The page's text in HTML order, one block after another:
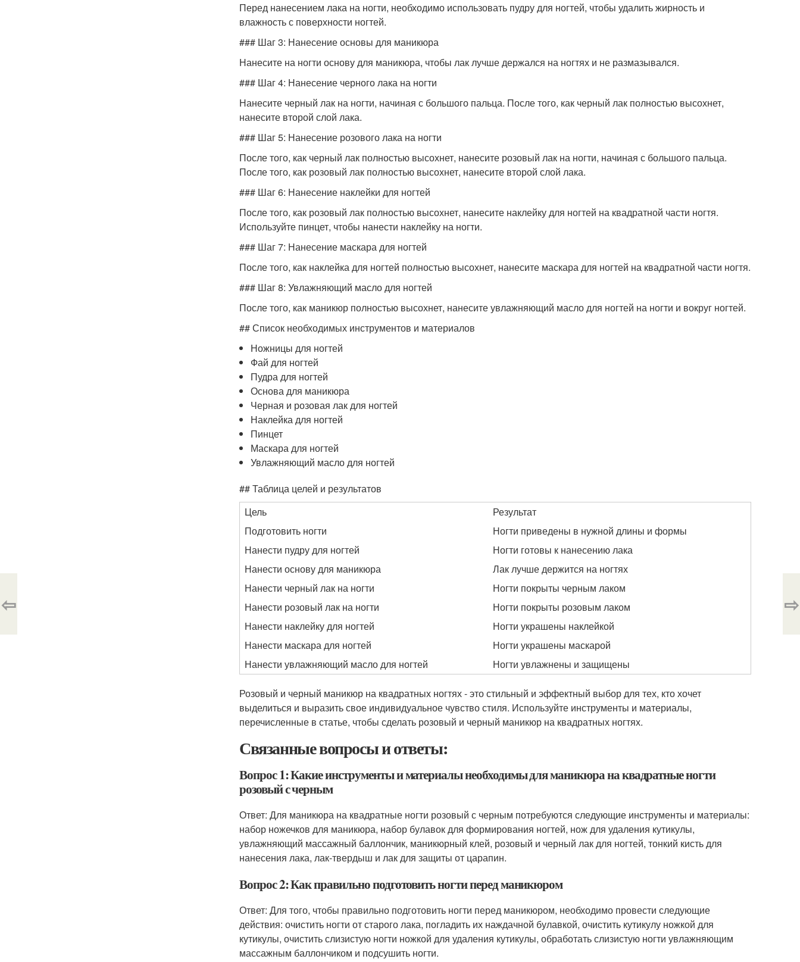
Перед нанесением лака на ногти, необходимо использовать пудру для ногтей, чтобы удалить жирность и
влажность с поверхности ногтей.
### Шаг 3: Нанесение основы для маникюра
Нанесите на ногти основу для маникюра, чтобы лак лучше держался на ногтях и не размазывался.
### Шаг 4: Нанесение черного лака на ногти
Нанесите черный лак на ногти, начиная с большого пальца. После того, как черный лак полностью высохнет,
нанесите второй слой лака.
### Шаг 5: Нанесение розового лака на ногти
После того, как черный лак полностью высохнет, нанесите розовый лак на ногти, начиная с большого пальца.
После того, как розовый лак полностью высохнет, нанесите второй слой лака.
### Шаг 6: Нанесение наклейки для ногтей
После того, как розовый лак полностью высохнет, нанесите наклейку для ногтей на квадратной части ногтя.
Используйте пинцет, чтобы нанести наклейку на ногти.
### Шаг 7: Нанесение маскара для ногтей
После того, как наклейка для ногтей полностью высохнет, нанесите маскара для ногтей на квадратной части ногтя.
### Шаг 8: Увлажняющий масло для ногтей
После того, как маникюр полностью высохнет, нанесите увлажняющий масло для ногтей на ногти и вокруг ногтей.
## Список необходимых инструментов и материалов
Ножницы для ногтей
Фай для ногтей
Пудра для ногтей
Основа для маникюра
Черная и розовая лак для ногтей
Наклейка для ногтей
Пинцет
Маскара для ногтей
Увлажняющий масло для ногтей
## Таблица целей и результатов
Цель
Результат
Подготовить ногти
Ногти приведены в нужной длины и формы
Нанести пудру для ногтей
Ногти готовы к нанесению лака
Нанести основу для маникюра
Лак лучше держится на ногтях
Нанести черный лак на ногти
Ногти покрыты черным лаком
Нанести розовый лак на ногти
Ногти покрыты розовым лаком
Нанести наклейку для ногтей
Ногти украшены наклейкой
Нанести маскара для ногтей
Ногти украшены маскарой
Нанести увлажняющий масло для ногтей
Ногти увлажнены и защищены
Розовый и черный маникюр на квадратных ногтях - это стильный и эффектный выбор для тех, кто хочет
выделиться и выразить свое индивидуальное чувство стиля. Используйте инструменты и материалы,
перечисленные в статье, чтобы сделать розовый и черный маникюр на квадратных ногтях.
Связанные вопросы и ответы:
Вопрос 1: Какие инструменты и материалы необходимы для маникюра на квадратные ногти
розовый с черным
Ответ: Для маникюра на квадратные ногти розовый с черным потребуются следующие инструменты и материалы:
набор ножечков для маникюра, набор булавок для формирования ногтей, нож для удаления кутикулы,
увлажняющий массажный баллончик, маникюрный клей, розовый и черный лак для ногтей, тонкий кисть для
нанесения лака, лак-твердыш и лак для защиты от царапин.
Вопрос 2: Как правильно подготовить ногти перед маникюром
Ответ: Для того, чтобы правильно подготовить ногти перед маникюром, необходимо провести следующие
действия: очистить ногти от старого лака, погладить их наждачной булавкой, очистить кутикулу ножкой для
кутикулы, очистить слизистую ногти ножкой для удаления кутикулы, обработать слизистую ногти увлажняющим
массажным баллончиком и подсушить ногти.
⇦ ⇨